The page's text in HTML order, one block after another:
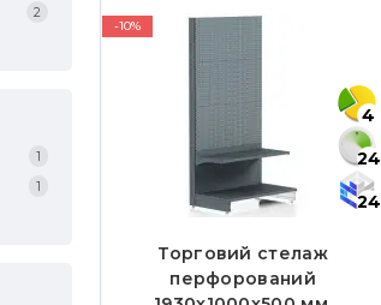
2
1
1
-10%
4
24
24
Торговий стелаж
перфорований